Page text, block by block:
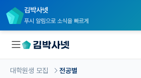
김박사넷
푸시 알림으로 소식을 빠르게
대학원생 모집 전공별